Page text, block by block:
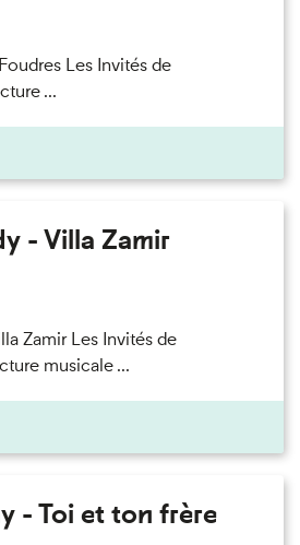
Les Invités de
...
- Villa Zamir
Zamir Les Invités de
musicale ...
- Toi et ton frère